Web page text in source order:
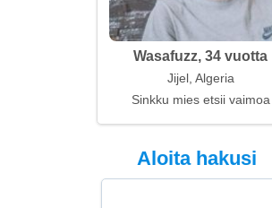
Wasafuzz, 34 vuotta
Jijel, Algeria
Sinkku mies etsii vaimoa
Aloita hakusi